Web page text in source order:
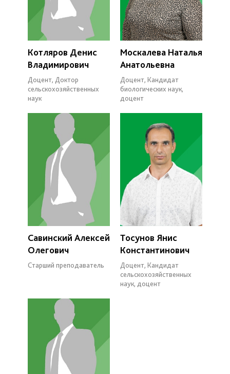
Котляров Денис
Владимирович
Доцент, Доктор
сельскохозяйственных
наук
Москалева Наталья
Анатольевна
Доцент, Кандидат
биологических наук,
доцент
Савинский Алексей
Олегович
Старший преподаватель
Тосунов Янис
Константинович
Доцент, Кандидат
сельскохозяйственных
наук, доцент